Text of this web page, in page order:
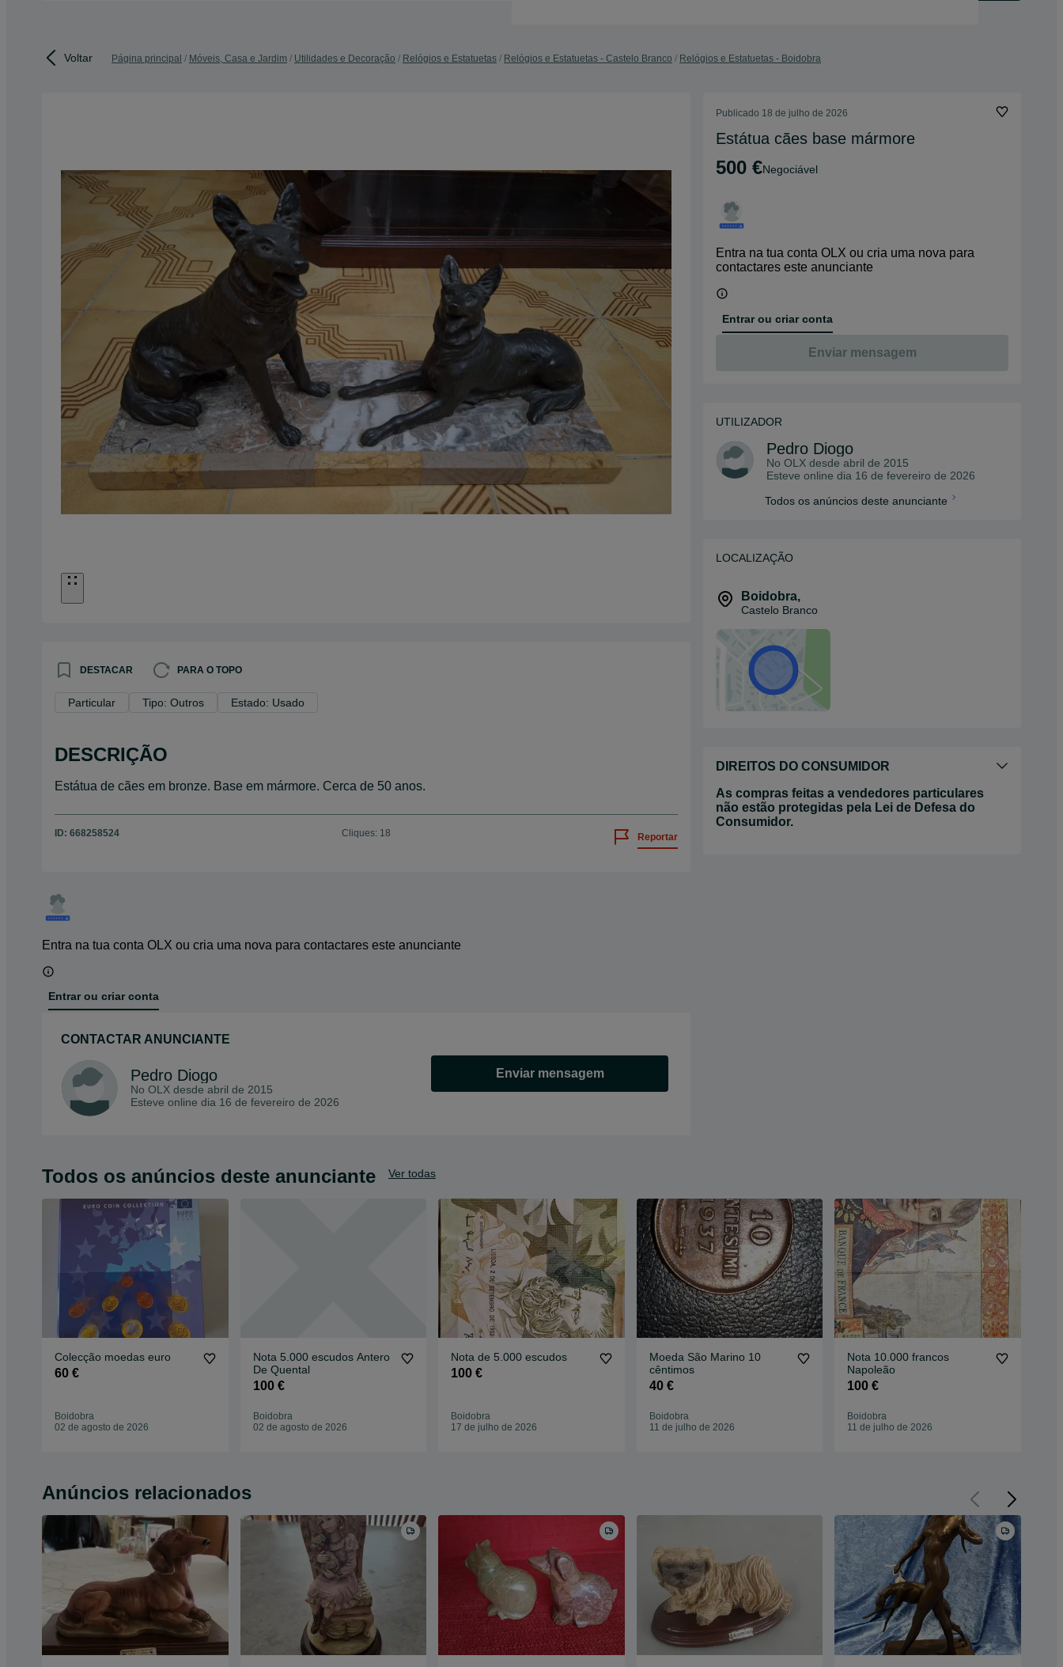
Voltar Página principal Móveis, Casa e Jardim Utilidades e Decoração Relógios e Estatuetas Relógios e Estatuetas - Castelo Branco Relógios e Estatuetas - Boidobra
DESTACAR PARA O TOPO
Particular Tipo: Outros Estado: Usado
DESCRIÇÃO
Estátua de cães em bronze. Base em mármore. Cerca de 50 anos.
ID: 668258524 Cliques: 18 Reportar
Entra na tua conta OLX ou cria uma nova para contactares este anunciante
Entrar ou criar conta
CONTACTAR ANUNCIANTE
Pedro Diogo
No OLX desde abril de 2015
Esteve online dia 16 de fevereiro de 2026
Enviar mensagem
Publicado 18 de julho de 2026
Estátua cães base mármore
500 € Negociável
Entra na tua conta OLX ou cria uma nova para
contactares este anunciante
Entrar ou criar conta
Enviar mensagem
UTILIZADOR
Pedro Diogo
No OLX desde abril de 2015
Esteve online dia 16 de fevereiro de 2026
Todos os anúncios deste anunciante
LOCALIZAÇÃO
Boidobra,
Castelo Branco
DIREITOS DO CONSUMIDOR
As compras feitas a vendedores particulares
não estão protegidas pela Lei de Defesa do
Consumidor.
Todos os anúncios deste anunciante Ver todas
Colecção moedas euro
60 €
Boidobra
02 de agosto de 2026
Nota 5.000 escudos Antero
De Quental
100 €
Boidobra
02 de agosto de 2026
Nota de 5.000 escudos
100 €
Boidobra
17 de julho de 2026
Moeda São Marino 10
cêntimos
40 €
Boidobra
11 de julho de 2026
Nota 10.000 francos
Napoleão
100 €
Boidobra
11 de julho de 2026
Anúncios relacionados